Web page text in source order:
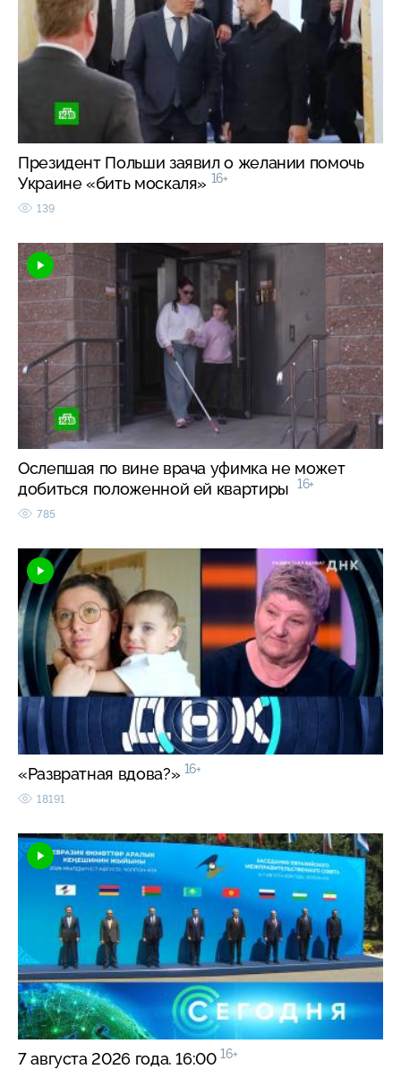
Президент Польши заявил о желании помочь
Украине «бить москаля» 16+
139
Ослепшая по вине врача уфимка не может
добиться положенной ей квартиры
16+
785
«Развратная вдова?» 16+
18191
7 августа 2026 года. 16:00 16+